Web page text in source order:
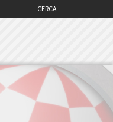
CERCA